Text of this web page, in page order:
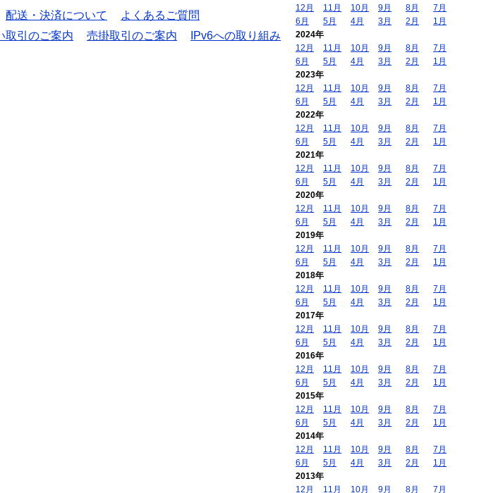
配送・決済について
よくあるご質問
取引のご案内 売掛取引のご案内
IPv6への取り組み
12月
11月 10月 9月 8月
7月
6月
5月 4月 3月 2月
1月
2024年
12月
11月 10月 9月 8月
7月
6月
5月 4月 3月 2月
1月
2023年
12月
11月 10月 9月 8月
7月
6月
5月 4月 3月 2月
1月
2022年
12月
11月 10月 9月 8月
7月
6月
5月 4月 3月 2月
1月
2021年
12月
11月 10月 9月 8月
7月
6月
5月 4月 3月 2月
1月
2020年
12月
11月 10月 9月 8月
7月
6月
5月 4月 3月 2月
1月
2019年
12月
11月 10月 9月 8月
7月
6月
5月 4月 3月 2月
1月
2018年
12月
11月 10月 9月 8月
7月
6月
5月 4月 3月 2月
1月
2017年
12月
11月 10月 9月 8月
7月
6月
5月 4月 3月 2月
1月
2016年
12月
11月 10月 9月 8月
7月
6月
5月 4月 3月 2月
1月
2015年
12月
11月 10月 9月 8月
7月
6月
5月 4月 3月 2月
1月
2014年
12月
11月 10月 9月 8月
7月
6月
5月 4月 3月 2月
1月
2013年
12月
11月 10月 9月 8月 7月